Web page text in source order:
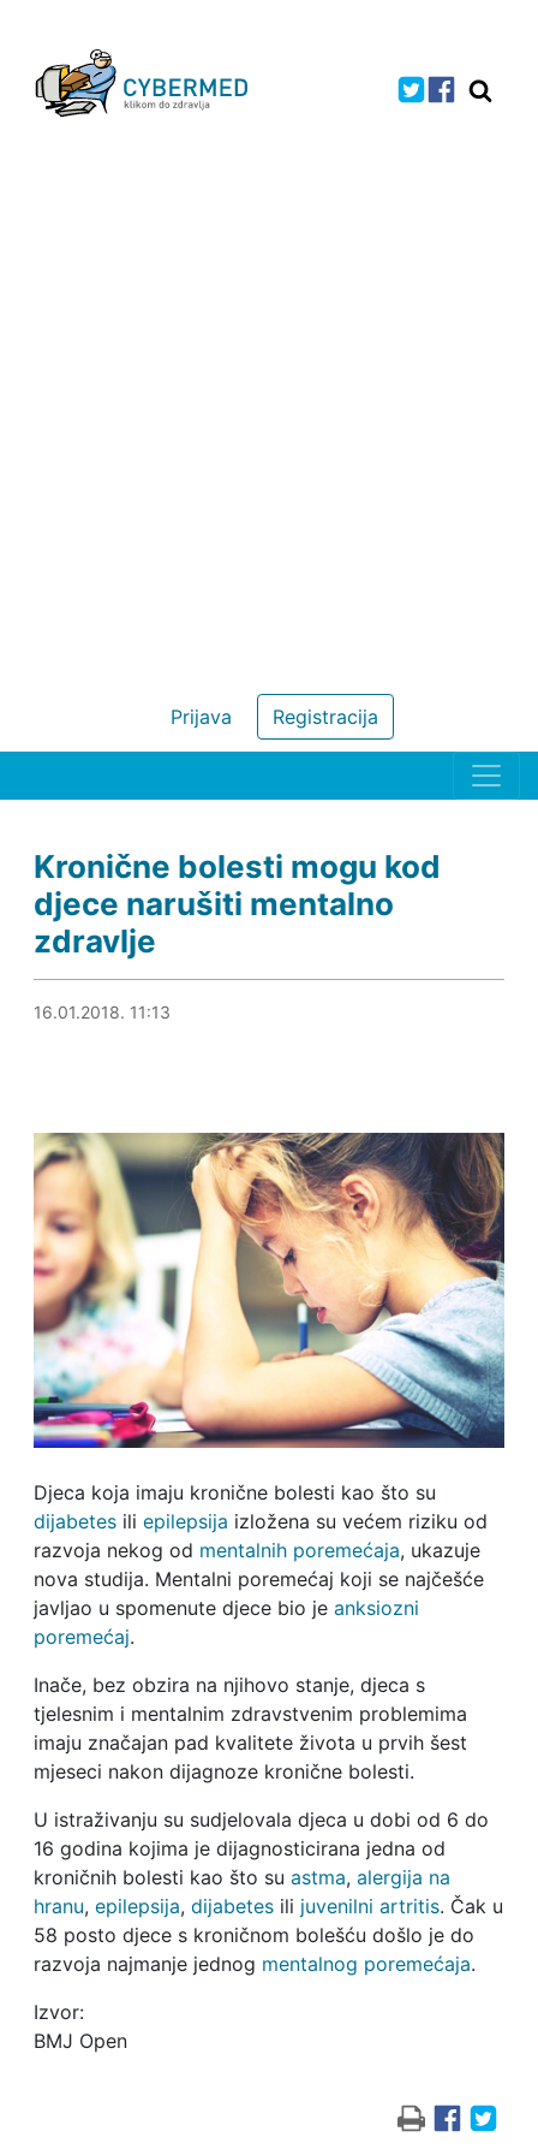
Registracija
Prijava
Kronične bolesti mogu kod
djece narušiti mentalno
zdravlje
16.01.2018. 11:37
16.01.2018. 11:13
Djeca koja imaju kronične bolesti kao što su
dijabetesili epilepsija izložena su većem riziku od
razvoja nekog od mentalnih poremećaja, ukazuje
nova studija. Mentalni poremećaj koji se najčešće
javljao u spomenute djece bio je anksiozni
poremećaj.
Inače, bez obzira na njihovo stanje, djeca s
tjelesnim i mentalnim zdravstvenim problemima
imaju značajan pad kvalitete života u prvih šest
mjeseci nakon dijagnoze kronične bolesti.
U istraživanju su sudjelovala djeca u dobi od 6 do
16 godina kojima je dijagnosticirana jedna od
kroničnih bolesti kao što su astma, alergija na
hranu, epilepsija, dijabetesili juvenilni artritis. Čak u
58 posto djece s kroničnom bolešću došlo je do
razvoja najmanje jednog mentalnog poremećaja.
Izvor:
BMJ Open